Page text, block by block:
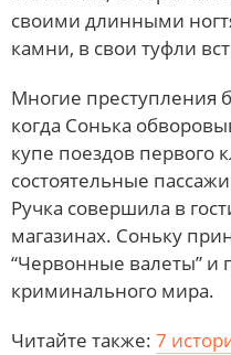
своими длинными
камни, в свои туфли
Многие преступления
когда Сонька
купе поездов первого
состоятельные
Ручка совершила в
магазинах. Соньку
“Червонные валеты” и
криминального мира.
Читайте также: 7